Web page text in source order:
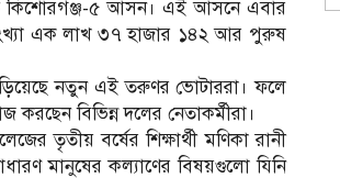
কিশোরগঞ্জ-৫ আসন। এই আসনে এবার
এক লাখ ৩৭ হাজার ১৪২ আর পুরুষ
নতুন এই তরুণর ভোটাররা। ফলে
করছেন বিভিন্ন দলের নেতাকর্মীরা।
তৃতীয় বর্ষের শিক্ষার্থী মণিকা রানী
মানুষের কল্যাণের বিষয়গুলো যিনি